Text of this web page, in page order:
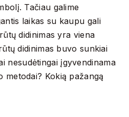
Tačiau galime
laikas su kaupu gali
didinimas yra viena
didinimas buvo sunkiai
nesudėtingai įgyvendinama
Kokią pažangą